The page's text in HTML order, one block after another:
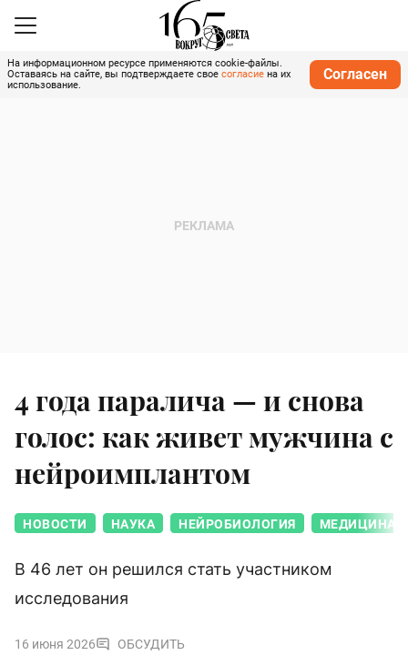
На информационном ресурсе применяются cookie-файлы.
Оставаясь на сайте, вы подтверждаете свое согласие на их
использование.
Согласен
4 года паралича — и снова
голос: как живет мужчина с
нейроимплантом
НОВОСТИ НАУКА НЕЙРОБИОЛОГИЯ МЕДИЦИНА
В 46 лет он решился стать участником
исследования
16 июня 2026 ОБСУДИТЬ